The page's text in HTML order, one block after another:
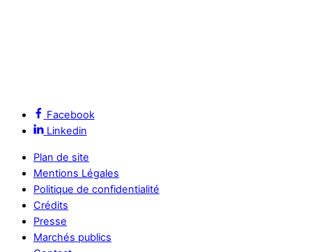
Facebook
Linkedin
Plan de site
Mentions Légales
Politique de confidentialité
Crédits
Presse
Marchés publics